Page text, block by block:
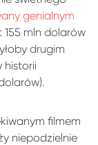
genialnym
mln dolarów
drugim
historii
filmem
niepodzielnie